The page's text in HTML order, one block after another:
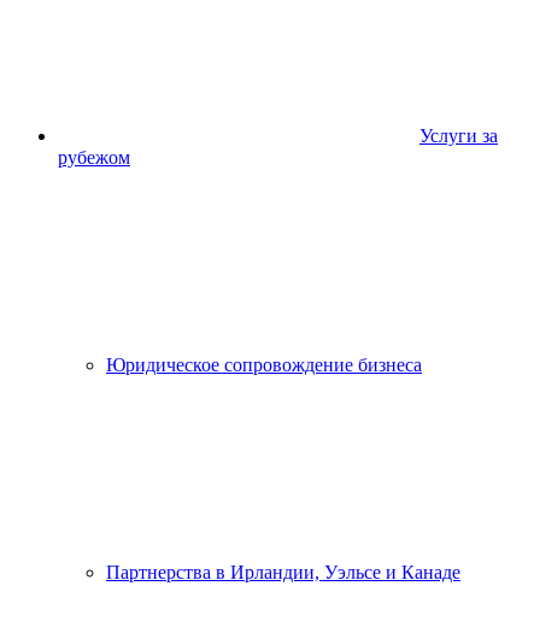
Услуги за
рубежом
Юридическое сопровождение бизнеса
Партнерства в Ирландии, Уэльсе и Канаде